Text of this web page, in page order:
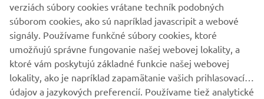
S aplikáciou MyBoat si spravíš plavbu ešte zaujímavejšou,
nech už máš akúkoľvek loď. MyBoat ti umožní zaznamenať
tvoje cesty, objavovať nové trasy, spoznať kapitánov vo
svojom okolí a zažiť ešte oveľa viac.
ČÍTAŤ VIAC
verziách súbory cookies vrátane techník podobných
súborom cookies, ako sú napríklad javascripit a webové
signály. Používame funkčné súbory cookies, ktoré
umožňujú správne fungovanie našej webovej lokality, a
ktoré vám poskytujú základné funkcie našej webovej
lokality, ako je napríklad zapamätanie vašich prihlasovacích
údajov a jazykových preferencií. Používame tiež analytické